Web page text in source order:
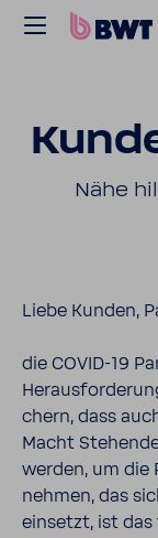
Nähe
Liebe Kunden,
die COVID-​​19
chern, dass
Macht
werden, um die
nehmen, das
einsetzt, ist